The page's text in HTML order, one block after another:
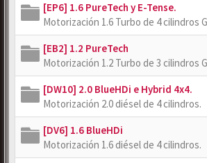
[EP6] 1.6 PureTech y E-Tense.
Motorización 1.6 Turbo de 4 cilindros
[EB2] 1.2 PureTech
Motorización 1.2 Turbo de 3 cilindros
[DW10] 2.0 BlueHDi e Hybrid 4x4.
Motorización 2.0 diésel de 4 cilindros.
[DV6] 1.6 BlueHDi
Motorización 1.6 diésel de 4 cilindros.